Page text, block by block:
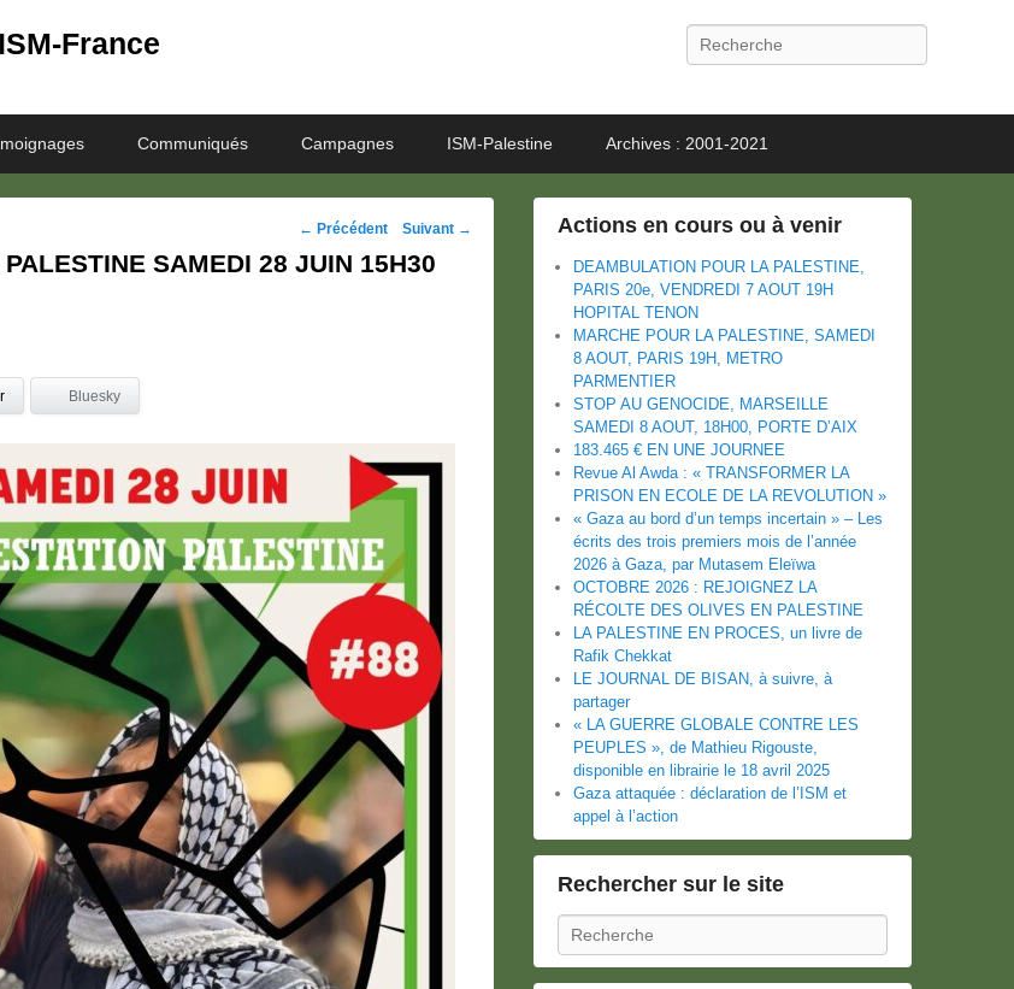
France Recherche
Communiqués Campagnes ISM-Palestine Archives : 2001-2021
Navigation
des
← Précédent Suivant →
PALESTINE SAMEDI 28 JUIN 15H30
Bluesky
Actions en cours ou à venir
DEAMBULATION POUR LA PALESTINE,
PARIS 20e, VENDREDI 7 AOUT 19H
HOPITAL TENON
MARCHE POUR LA PALESTINE, SAMEDI
8 AOUT, PARIS 19H, METRO
PARMENTIER
STOP AU GENOCIDE, MARSEILLE
SAMEDI 8 AOUT, 18H00, PORTE D’AIX
183.465 € EN UNE JOURNEE
Revue Al Awda : « TRANSFORMER LA
PRISON EN ECOLE DE LA REVOLUTION »
« Gaza au bord d’un temps incertain » – Les
écrits des trois premiers mois de l’année
2026 à Gaza, par Mutasem Eleïwa
OCTOBRE 2026 : REJOIGNEZ LA
RÉCOLTE DES OLIVES EN PALESTINE
LA PALESTINE EN PROCES, un livre de
Rafik Chekkat
LE JOURNAL DE BISAN, à suivre, à
partager
« LA GUERRE GLOBALE CONTRE LES
PEUPLES », de Mathieu Rigouste,
disponible en librairie le 18 avril 2025
Gaza attaquée : déclaration de l’ISM et
appel à l’action
Rechercher sur le site
Recherche